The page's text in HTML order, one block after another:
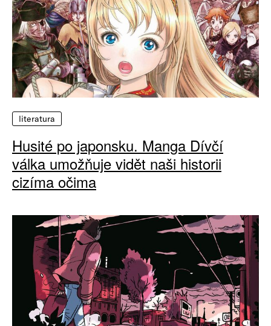
literatura
Husité po japonsku. Manga Dívčí
válka umožňuje vidět naši historii
cizíma očima